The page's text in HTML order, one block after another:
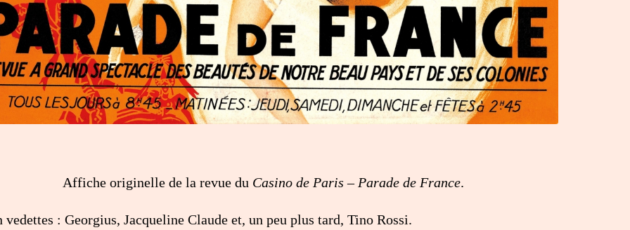
Affiche originelle de la revue du Casino de Paris – Parade de France.
vedettes : Georgius, Jacqueline Claude et, un peu plus tard, Tino Rossi.